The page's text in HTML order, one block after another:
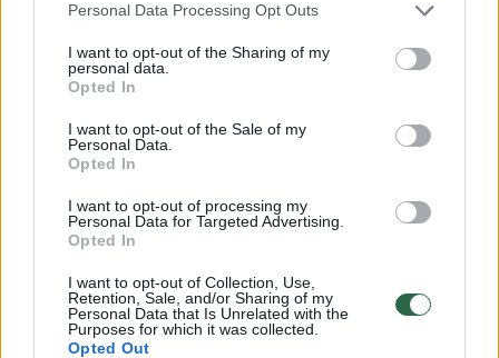
Personal Data Processing Opt Outs
I want to opt-out of the Sharing of my
personal data.
Opted In
I want to opt-out of the Sale of my
Personal Data.
Opted In
I want to opt-out of processing my
Personal Data for Targeted Advertising.
Opted In
I want to opt-out of Collection, Use,
Retention, Sale, and/or Sharing of my
Personal Data that Is Unrelated with the
Purposes for which it was collected.
Opted Out
pažiba
Žinios | Augintinis
Žvaliam rytui: kokteilis iš daržovių ir slaptas
ingredientas
Žinios | Receptai